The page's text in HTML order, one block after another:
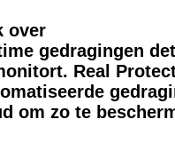
over
gedragingen
Real
om zo te